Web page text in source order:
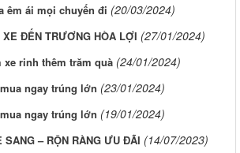
êm ái mọi chuyến đi (20/03/2024)
XE ĐẾN TRƯƠNG HÒA LỢI (27/01/2024)
xe rinh thêm trăm quà (24/01/2024)
ngay trúng lớn (23/01/2024)
ngay trúng lớn (19/01/2024)
SANG – RỘN RÀNG ƯU ĐÃI (14/07/2023)